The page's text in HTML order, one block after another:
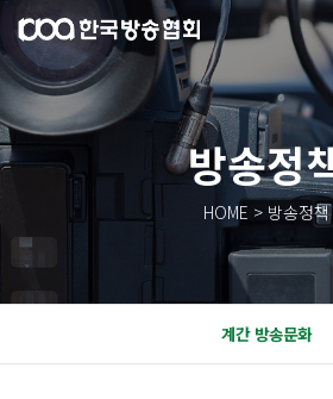
방송정
HOME > 방송정책
계간 방송문화